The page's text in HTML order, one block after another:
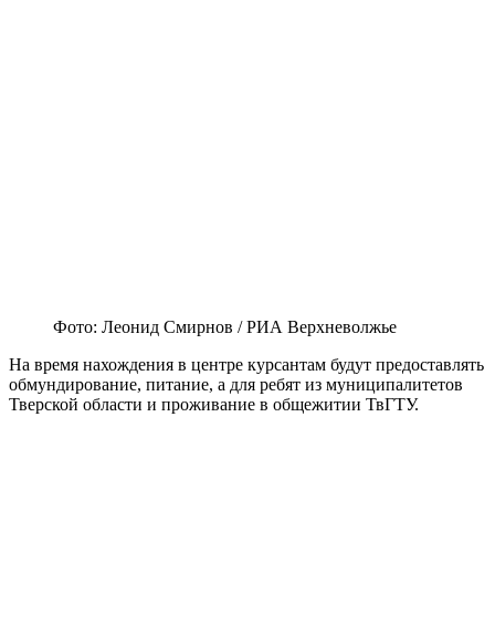
Фото: Леонид Смирнов / РИА Верхневолжье
На время нахождения в центре курсантам будут предоставлять
обмундирование, питание, а для ребят из муниципалитетов
Тверской области и проживание в общежитии ТвГТУ.